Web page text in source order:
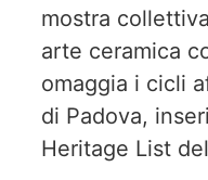
mostra
arte ceramica
omaggia i cicli
di Padova,
Heritage List